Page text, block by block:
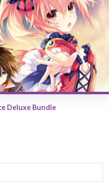
Deluxe Bundle